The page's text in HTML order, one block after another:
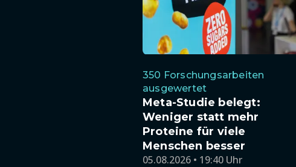
350 Forschungsarbeiten
ausgewertet
Meta-Studie belegt:
Weniger statt mehr
Proteine für viele
Menschen besser
05.08.2026 • 19:40 Uhr